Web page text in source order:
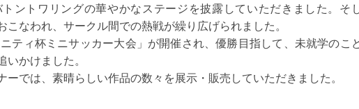
ントワリングの華やかなステージを披露していただきました。そ
なわれ、サークル間での熱戦が繰り広げられました。
ティ杯ミニサッカー大会」が開催され、優勝目指して、未就学のこ
かけました。
ーでは、素晴らしい作品の数々を展示・販売していただきました。